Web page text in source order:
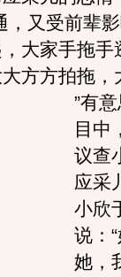
，又受前辈
大家手拖手
方方拍拖，
”有
目中
议查
应采
小欣
说：
她，